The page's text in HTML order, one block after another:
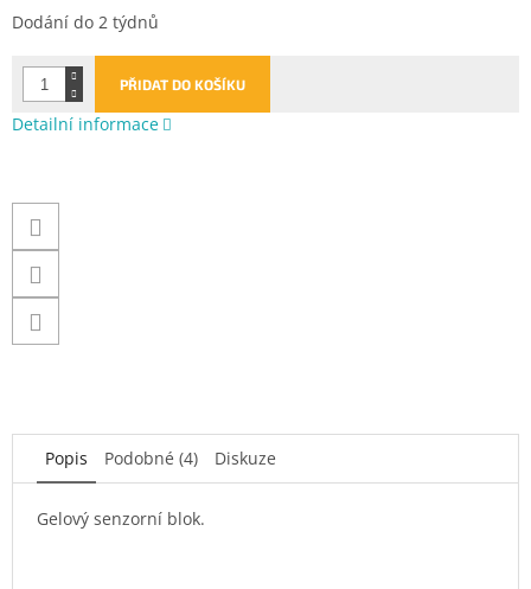
Měrná
Dodání do 2 týdnů
PŘIDAT DO KOŠÍKU
Detailní informace
Popis Podobné (4) Diskuze
Gelový senzorní blok.